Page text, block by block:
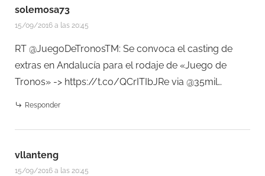
solemosa73
15/09/2016 a las 20:45
RT @JuegoDeTronosTM: Se convoca el casting de
extras en Andalucía para el rodaje de «Juego de
Tronos» -> https://t.co/QCrITIbJRe via @35mil…
Responder
vllanteng
15/09/2016 a las 20:45